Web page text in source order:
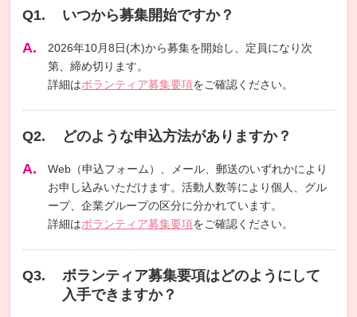
いつから募集開始ですか？
2026年10月8日(木)から募集を開始し、定員になり次
第、締め切ります。
詳細はボランティア募集要項をご確認ください。
どのような申込方法がありますか？
Web（申込フォーム）、メール、郵送のいずれかにより
お申し込みいただけます。活動人数等により個人、グル
ープ、企業グループの区分に分かれています。
詳細はボランティア募集要項をご確認ください。
ボランティア募集要項はどのようにして
入手できますか？